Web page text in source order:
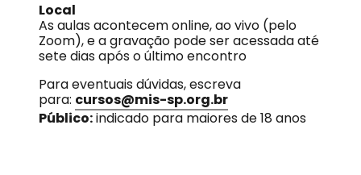
Local
As aulas acontecem online, ao vivo (pelo
Zoom), e a gravação pode ser acessada até
sete dias após o último encontro
Para eventuais dúvidas, escreva
para: cursos@mis-sp.org.br
Público:indicado para maiores de 18 anos